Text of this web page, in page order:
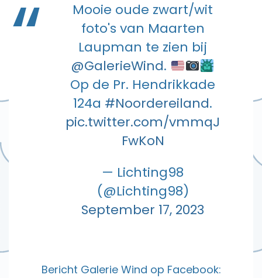
Mooie oude zwart/wit
foto's van Maarten
Laupman te zien bij
@GalerieWind.
Op de Pr. Hendrikkade
124a #Noordereiland.
pic.twitter.com/vmmqJ
FwKoN
— Lichting98
(@Lichting98)
September 17, 2023
Bericht Galerie Wind op Facebook: